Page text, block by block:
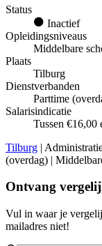
Status
Inactief
Opleidingsniveaus
Middelbare
Plaats
Tilburg
Dienstverbanden
Parttime
Salarisindicatie
Tussen €16,00
Tilburg |
(overdag) |
Ontvang
Vul in waar je
mailadres niet!